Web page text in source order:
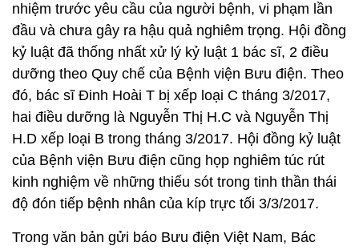
nhiệm trước yêu cầu của người bệnh, vi phạm lần
đầu và chưa gây ra hậu quả nghiêm trọng. Hội đồng
kỷ luật đã thống nhất xử lý kỷ luật 1 bác sĩ, 2 điều
dưỡng theo Quy chế của Bệnh viện Bưu điện. Theo
đó, bác sĩ Đinh Hoài T bị xếp loại C tháng 3/2017,
hai điều dưỡng là Nguyễn Thị H.C và Nguyễn Thị
H.D xếp loại B trong tháng 3/2017. Hội đồng kỷ luật
của Bệnh viện Bưu điện cũng họp nghiêm túc rút
kinh nghiệm về những thiếu sót trong tinh thần thái
độ đón tiếp bệnh nhân của kíp trực tối 3/3/2017.
Trong văn bản gửi báo Bưu điện Việt Nam, Bác